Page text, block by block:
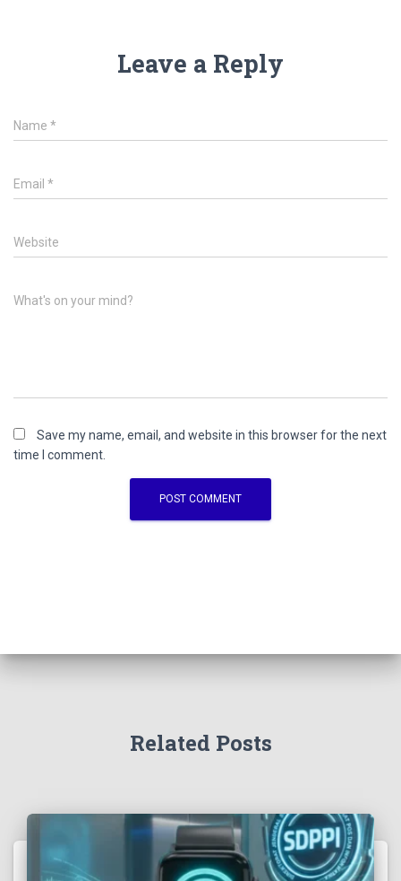
Leave a Reply
Name *
Email *
Website
What's on your mind?
Save my name, email, and website in this browser for the next
time I comment.
Related Posts